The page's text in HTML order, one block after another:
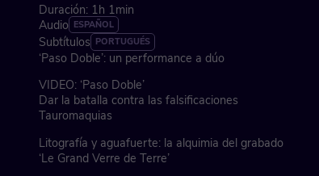
Duración: 1h 1min
Audio ESPAÑOL
Subtítulos PORTUGUÉS
‘Paso Doble’: un performance a dúo
VIDEO: ‘Paso Doble’
Dar la batalla contra las falsificaciones
Tauromaquias
Litografía y aguafuerte: la alquimia del grabado
‘Le Grand Verre de Terre’